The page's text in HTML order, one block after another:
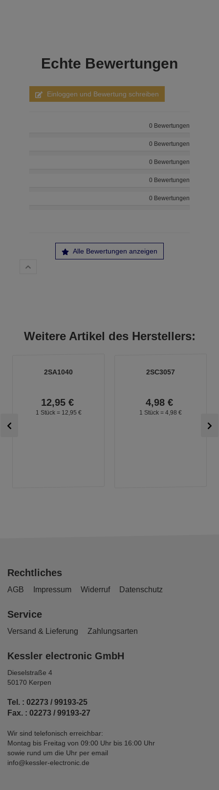
Echte Bewertungen
Einloggen und Bewertung schreiben
0 Bewertungen
0 Bewertungen
0 Bewertungen
0 Bewertungen
0 Bewertungen
Alle Bewertungen anzeigen
Weitere Artikel des Herstellers:
2SA1040
12,95 €
1 Stück = 12, 95 €
2SC3057
4,98 €
1 Stück = 4, 98 €
Rechtliches
AGB Impressum Widerruf Datenschutz
Service
Versand & Lieferung Zahlungsarten
Kessler electronic GmbH
Dieselstraße 4
50170 Kerpen
Tel. : 02273 / 99193-25
Fax. : 02273 / 99193-27
Wir sind telefonisch erreichbar:
Montag bis Freitag von 09:00 Uhr bis 16:00 Uhr
sowie rund um die Uhr per email
info@kessler-electronic.de